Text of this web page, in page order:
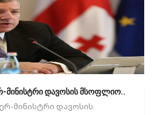
მინისტრი დავოსის მსოფლიო..
მინისტრი დავოსის